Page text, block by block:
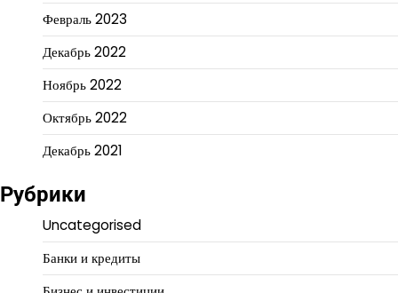
Февраль 2023
Декабрь 2022
Ноябрь 2022
Октябрь 2022
Декабрь 2021
Рубрики
Uncategorised
Банки и кредиты